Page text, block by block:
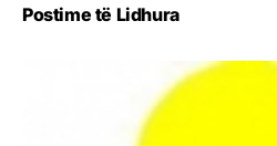
Postime të Lidhura